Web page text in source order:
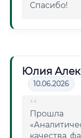
Спасибо!
Юлия
10.06.2026
качества